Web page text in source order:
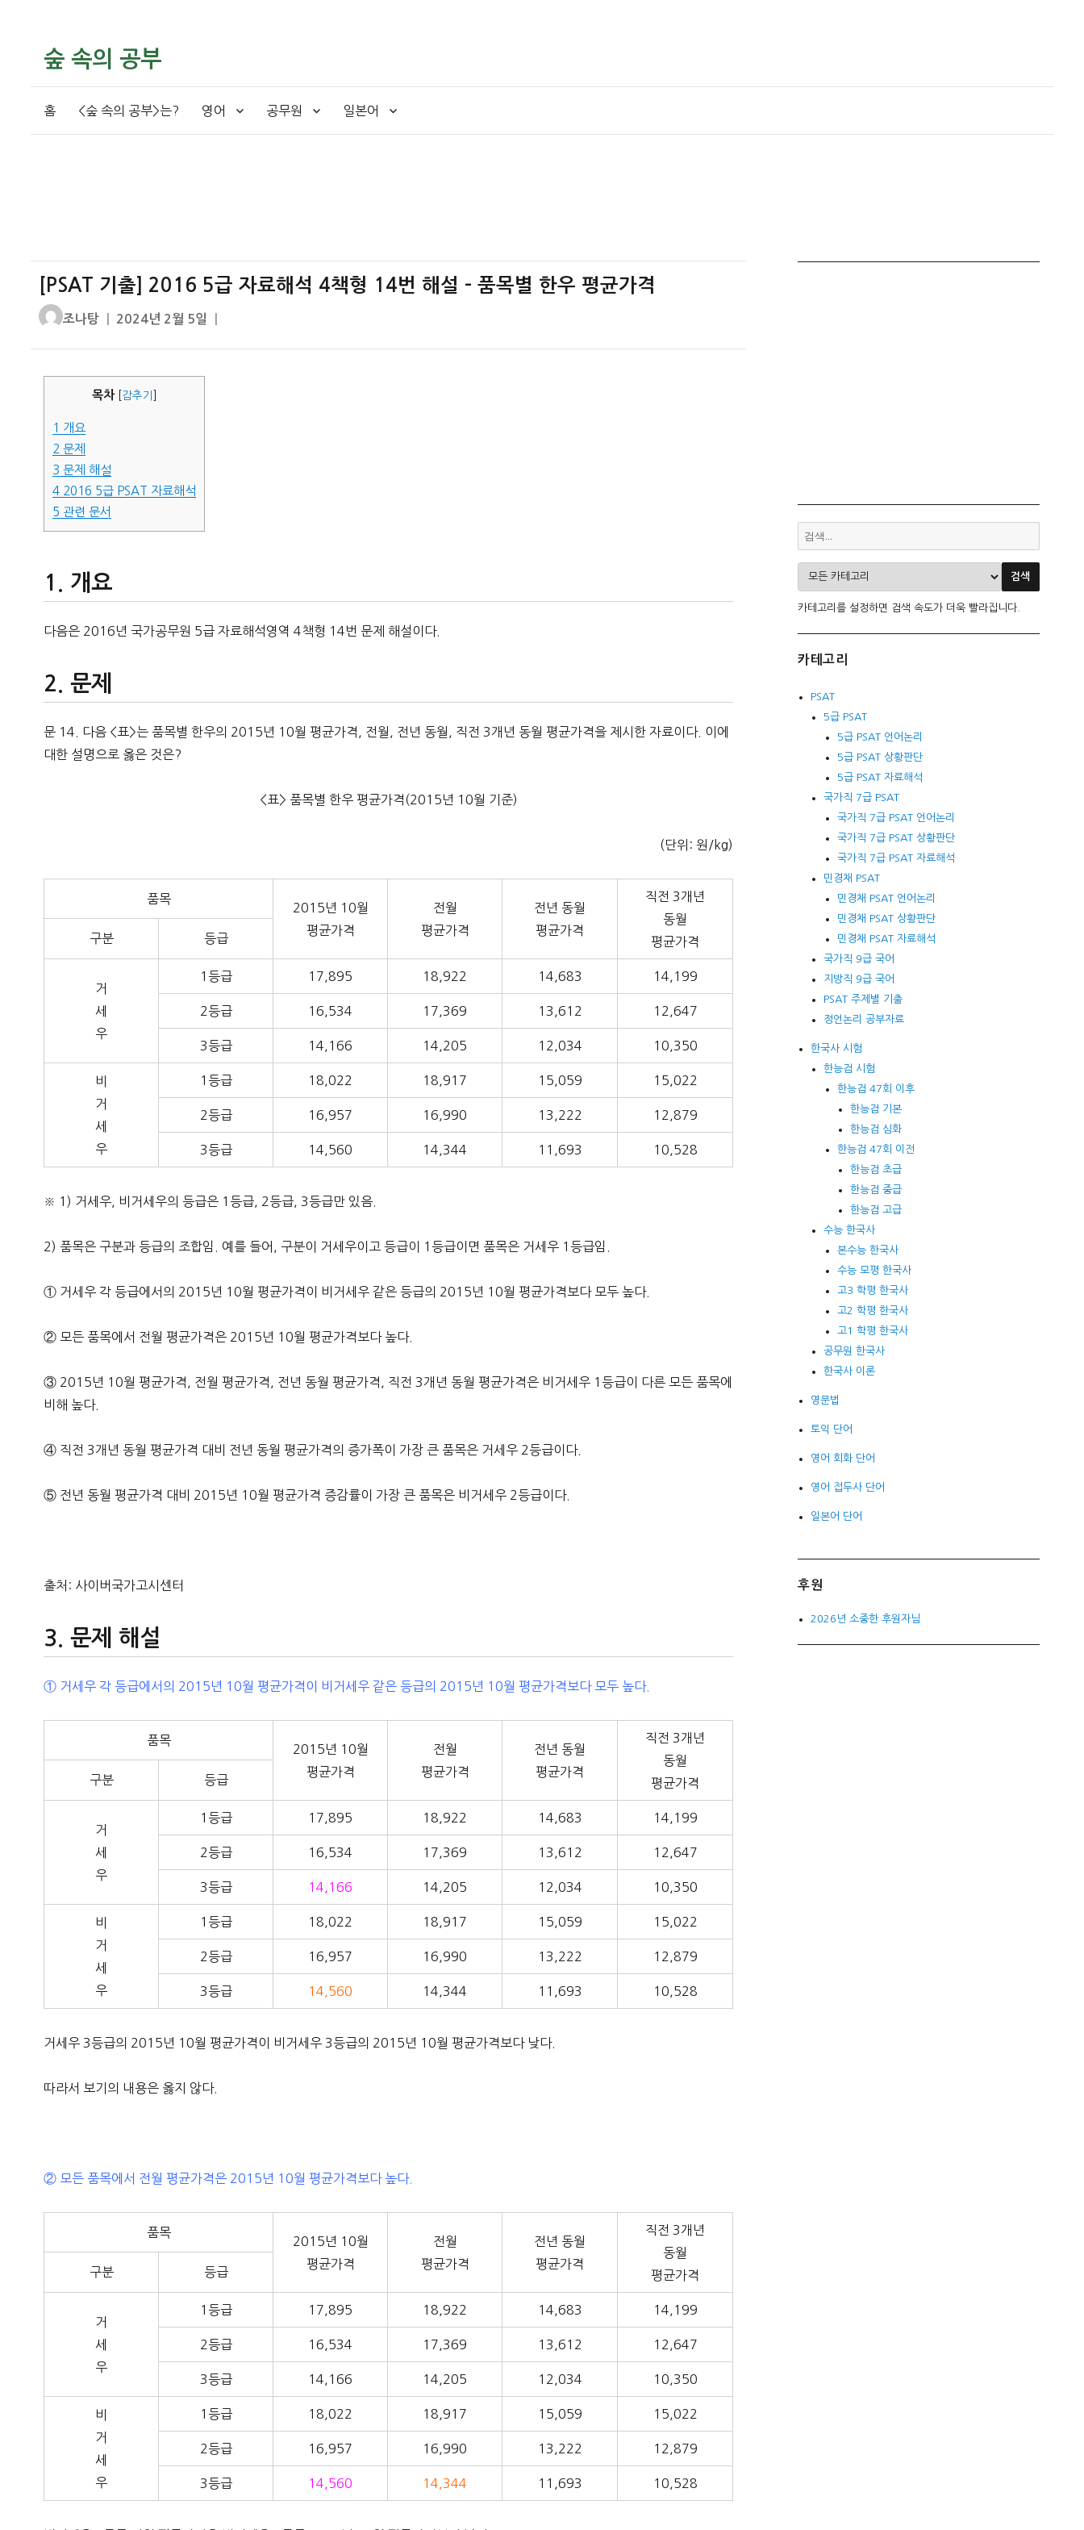
숲 속의 공부
홈 <숲 속의 공부>는? 영어 공무원 일본어
[PSAT 기출] 2016 5급 자료해석 4책형 14번 해설 – 품목별 한우 평균가격
글
조나탕
작
자
2024년 2월 5일
목차 감추기
1 개요
2 문제
3 문제 해설
4 2016 5급 PSAT 자료해석
5 관련 문서
개요
다음은 2016년 국가공무원 5급 자료해석영역 4책형 14번 문제 해설이다.
문제
문 14. 다음 <표>는 품목별 한우의 2015년 10월 평균가격, 전월, 전년 동월, 직전 3개년 동월 평균가격을 제시한 자료이다. 이에
대한 설명으로 옳은 것은?
<표> 품목별 한우 평균가격(2015년 10월 기준)
(단위: 원/kg)
품목
2015년 10월
평균가격
전월
평균가격
전년 동월
평균가격
직전 3개년
동월
평균가격
구분 등급
거
세
우
1등급 17,895 18,922 14,683 14,199
2등급 16,534 17,369 13,612 12,647
3등급 14,166 14,205 12,034 10,350
비
거
세
우
1등급 18,022 18,917 15,059 15,022
2등급 16,957 16,990 13,222 12,879
3등급 14,560 14,344 11,693 10,528
※ 1) 거세우, 비거세우의 등급은 1등급, 2등급, 3등급만 있음.
2) 품목은 구분과 등급의 조합임. 예를 들어, 구분이 거세우이고 등급이 1등급이면 품목은 거세우 1등급임.
① 거세우 각 등급에서의 2015년 10월 평균가격이 비거세우 같은 등급의 2015년 10월 평균가격보다 모두 높다.
② 모든 품목에서 전월 평균가격은 2015년 10월 평균가격보다 높다.
③ 2015년 10월 평균가격, 전월 평균가격, 전년 동월 평균가격, 직전 3개년 동월 평균가격은 비거세우 1등급이 다른 모든 품목에
비해 높다.
④ 직전 3개년 동월 평균가격 대비 전년 동월 평균가격의 증가폭이 가장 큰 품목은 거세우 2등급이다.
⑤ 전년 동월 평균가격 대비 2015년 10월 평균가격 증감률이 가장 큰 품목은 비거세우 2등급이다.
출처: 사이버국가고시센터
문제 해설
① 거세우 각 등급에서의 2015년 10월 평균가격이 비거세우 같은 등급의 2015년 10월 평균가격보다 모두 높다.
품목
2015년 10월
평균가격
전월
평균가격
전년 동월
평균가격
직전 3개년
동월
평균가격
구분 등급
거
세
우
1등급 17,895 18,922 14,683 14,199
2등급 16,534 17,369 13,612 12,647
3등급 14,166 14,205 12,034 10,350
비
거
세
우
1등급 18,022 18,917 15,059 15,022
2등급 16,957 16,990 13,222 12,879
3등급 14,560 14,344 11,693 10,528
거세우 3등급의 2015년 10월 평균가격이 비거세우 3등급의 2015년 10월 평균가격보다 낮다.
따라서 보기의 내용은 옳지 않다.
② 모든 품목에서 전월 평균가격은 2015년 10월 평균가격보다 높다.
품목
2015년 10월
평균가격
전월
평균가격
전년 동월
평균가격
직전 3개년
동월
평균가격
구분 등급
거
세
우
1등급 17,895 18,922 14,683 14,199
2등급 16,534 17,369 13,612 12,647
3등급 14,166 14,205 12,034 10,350
비
거
세
우
1등급 18,022 18,917 15,059 15,022
2등급 16,957 16,990 13,222 12,879
3등급 14,560 14,344 11,693 10,528
카테고리를 설정하면 검색 속도가 더욱 빨라집니다.
카테고리
PSAT
5급 PSAT
5급 PSAT 언어논리
5급 PSAT 상황판단
5급 PSAT 자료해석
국가직 7급 PSAT
국가직 7급 PSAT 언어논리
국가직 7급 PSAT 상황판단
국가직 7급 PSAT 자료해석
민경채 PSAT
민경채 PSAT 언어논리
민경채 PSAT 상황판단
민경채 PSAT 자료해석
국가직 9급 국어
지방직 9급 국어
PSAT 주제별 기출
정언논리 공부자료
한국사 시험
한능검 시험
한능검 47회 이후
한능검 기본
한능검 심화
한능검 47회 이전
한능검 초급
한능검 중급
한능검 고급
수능 한국사
본수능 한국사
수능 모평 한국사
고3 학평 한국사
고2 학평 한국사
고1 학평 한국사
공무원 한국사
한국사 이론
영문법
토익 단어
영어 회화 단어
영어 접두사 단어
일본어 단어
후원
2026년 소중한 후원자님